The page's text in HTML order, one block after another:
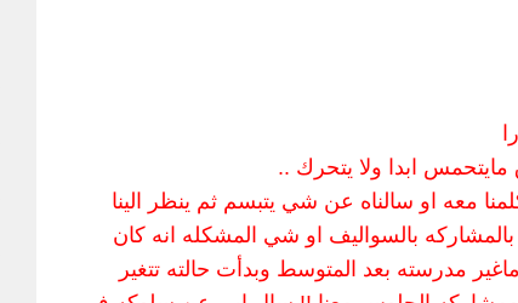
ابدا ولا يتحرك ..
معه او سالناه عن شي يتبسم ثم ينظر الينا
بالسواليف او شي المشكله انه كان
مدرسته بعد المتوسط وبدأت حالته تتغير